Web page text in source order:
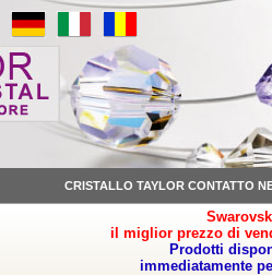
CRISTALLO TAYLOR CONTATTO
il miglior prezzo di
Prodotti
immediatamente